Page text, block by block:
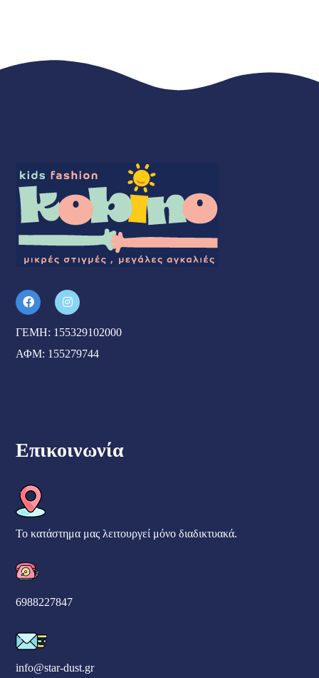
ΓΕΜΗ: 155329102000
ΑΦΜ: 155279744
Επικοινωνία
Το κατάστημα μας λειτουργεί μόνο διαδικτυακά.
6988227847
info@star-dust.gr